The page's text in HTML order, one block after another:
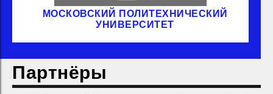
МОСКОВСКИЙ ПОЛИТЕХНИЧЕСКИЙ
УНИВЕРСИТЕТ
Партнёры